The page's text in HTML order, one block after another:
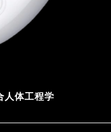
人体工程学
使它容易和舒适地插